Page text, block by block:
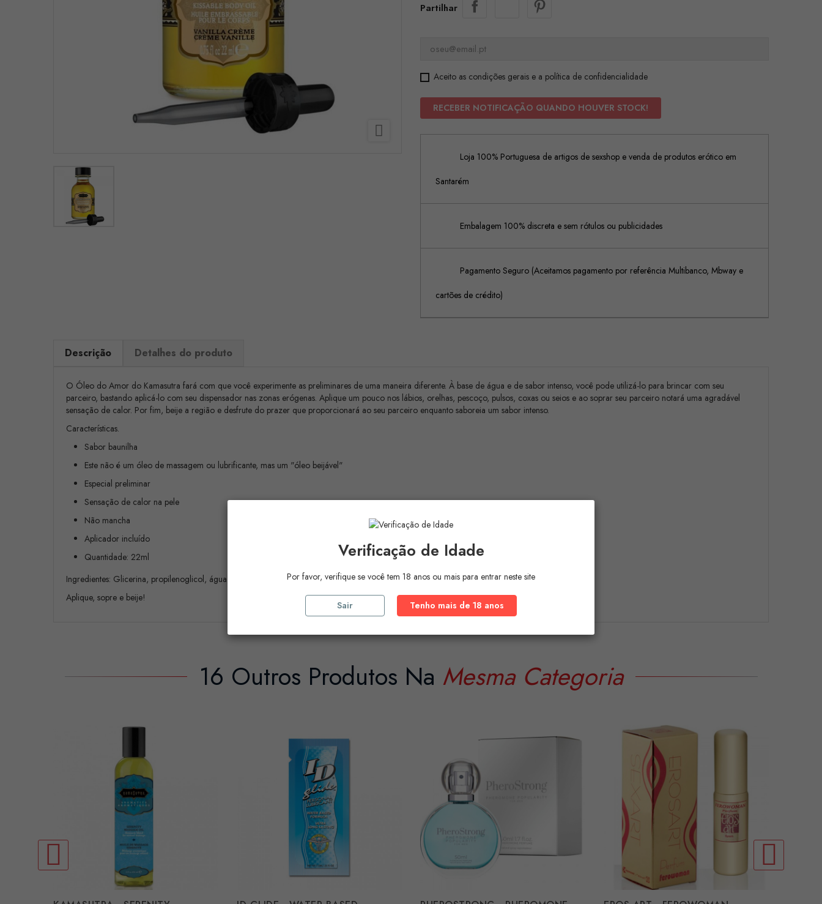

Partilhar
Aceito as condições gerais e a política de confidencialidade
RECEBER NOTIFICAÇÃO QUANDO HOUVER STOCK!
Loja 100% Portuguesa de artigos de sexshop e venda de produtos erótico em
Santarém
Embalagem 100% discreta e sem rótulos ou publicidades
Pagamento Seguro (Aceitamos pagamento por referência Multibanco, Mbway e
cartões de crédito)
Descrição Detalhes do produto
O Óleo do Amor do Kamasutra fará com que você experimente as preliminares de uma maneira diferente. À base de água e de sabor intenso, você pode utilizá-lo para brincar com seu
parceiro, bastando aplicá-lo com seu dispensador nas zonas erógenas. Aplique um pouco nos lábios, orelhas, pescoço, pulsos, coxas ou seios e ao soprar seu parceiro notará uma agradável
sensação de calor. Por fim, beije a região e desfrute do prazer que proporcionará ao seu parceiro enquanto saboreia um sabor intenso.
Características.
Sabor baunilha
Este não é um óleo de massagem ou lubrificante, mas um "óleo beijável"
Especial preliminar
Sensação de calor na pele
Não mancha
Aplicador incluído
Quantidade: 22ml
Ingredientes: Glicerina, propilenoglicol, água, sabor, sacarina, Vermelho 40 (CI16035), Amarelo 5 (CI 19140)
Aplique, sopre e beije!
16 Outros Produtos Na Mesma Categoria
Verificação de Idade
Por favor, verifique se você tem 18 anos ou mais para entrar neste site
Sair Tenho mais de 18 anos